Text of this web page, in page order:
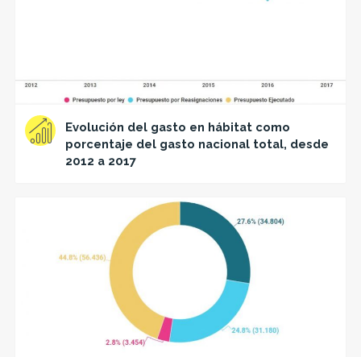
Evolución del gasto en hábitat como
porcentaje del gasto nacional total, desde
2012 a 2017